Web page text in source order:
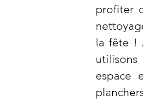
profiter
la fête !
espace